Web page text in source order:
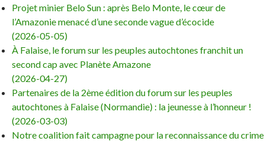
Projet minier Belo Sun : après Belo Monte, le cœur de
l’Amazonie menacé d’une seconde vague d’écocide
(2026-05-05)
À Falaise, le forum sur les peuples autochtones franchit un
second cap avec Planète Amazone
(2026-04-27)
Partenaires de la 2ème édition du forum sur les peuples
autochtones à Falaise (Normandie) : la jeunesse à l’honneur !
(2026-03-03)
Notre coalition fait campagne pour la reconnaissance du crime